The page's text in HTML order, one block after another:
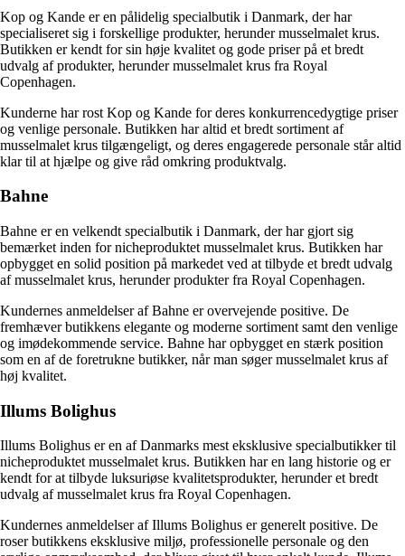
Kop og Kande er en pålidelig specialbutik i Danmark, der har
specialiseret sig i forskellige produkter, herunder musselmalet krus.
Butikken er kendt for sin høje kvalitet og gode priser på et bredt
udvalg af produkter, herunder musselmalet krus fra Royal
Copenhagen.
Kunderne har rost Kop og Kande for deres konkurrencedygtige priser
og venlige personale. Butikken har altid et bredt sortiment af
musselmalet krus tilgængeligt, og deres engagerede personale står altid
klar til at hjælpe og give råd omkring produktvalg.
Bahne
Bahne er en velkendt specialbutik i Danmark, der har gjort sig
bemærket inden for nicheproduktet musselmalet krus. Butikken har
opbygget en solid position på markedet ved at tilbyde et bredt udvalg
af musselmalet krus, herunder produkter fra Royal Copenhagen.
Kundernes anmeldelser af Bahne er overvejende positive. De
fremhæver butikkens elegante og moderne sortiment samt den venlige
og imødekommende service. Bahne har opbygget en stærk position
som en af de foretrukne butikker, når man søger musselmalet krus af
høj kvalitet.
Illums Bolighus
Illums Bolighus er en af Danmarks mest eksklusive specialbutikker til
nicheproduktet musselmalet krus. Butikken har en lang historie og er
kendt for at tilbyde luksuriøse kvalitetsprodukter, herunder et bredt
udvalg af musselmalet krus fra Royal Copenhagen.
Kundernes anmeldelser af Illums Bolighus er generelt positive. De
roser butikkens eksklusive miljø, professionelle personale og den